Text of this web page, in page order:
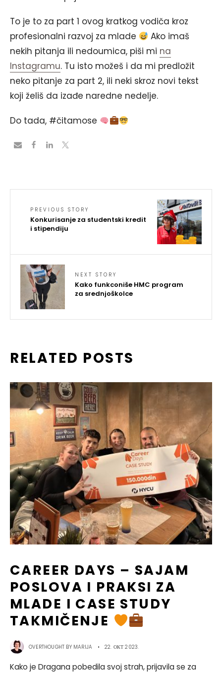
To je to za part 1 ovog kratkog vodiča kroz
profesionalni razvoj za mlade
Ako imaš
nekih pitanja ili nedoumica, piši mi na
Instagramu. Tu isto možeš i da mi predložit
neko pitanje za part 2, ili neki skroz novi tekst
koji želiš da izađe naredne nedelje.
Do tada, #čitamose
PREVIOUS STORY
Konkurisanje za studentski kredit
i stipendiju
NEXT STORY
Kako funkconiše HMC program
za srednjoškolce
RELATED POSTS
CAREER DAYS – SAJAM
POSLOVA I PRAKSI ZA
MLADE I CASE STUDY
TAKMIČENJE
OVERTHOUGHT BY MARIJA • 22. ОКТ 2023.
Kako je Dragana pobedila svoj strah, prijavila se za